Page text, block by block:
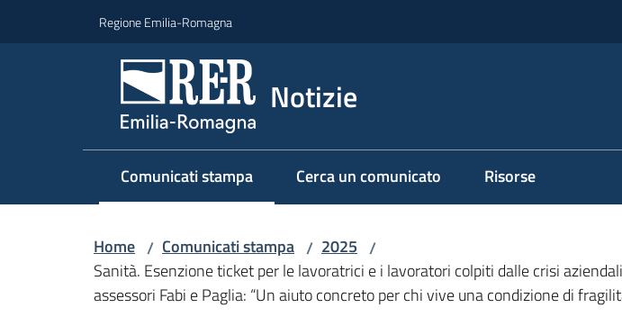
Regione Emilia-Romagna
Notizie
Comunicati stampa
Menu selezionato Cerca un comunicato Risorse
Home / Comunicati stampa / 2025 /
Sanità. Esenzione ticket per le lavoratrici e i lavoratori colpiti dalle crisi
assessori Fabi e Paglia: “Un aiuto concreto per chi vive una condizione di